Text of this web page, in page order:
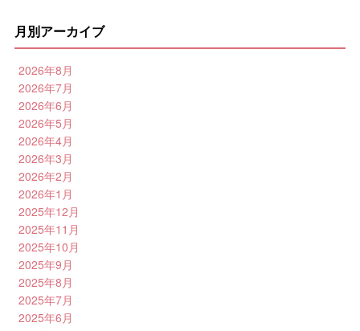
月別アーカイブ
2026年8月
2026年7月
2026年6月
2026年5月
2026年4月
2026年3月
2026年2月
2026年1月
2025年12月
2025年11月
2025年10月
2025年9月
2025年8月
2025年7月
2025年6月